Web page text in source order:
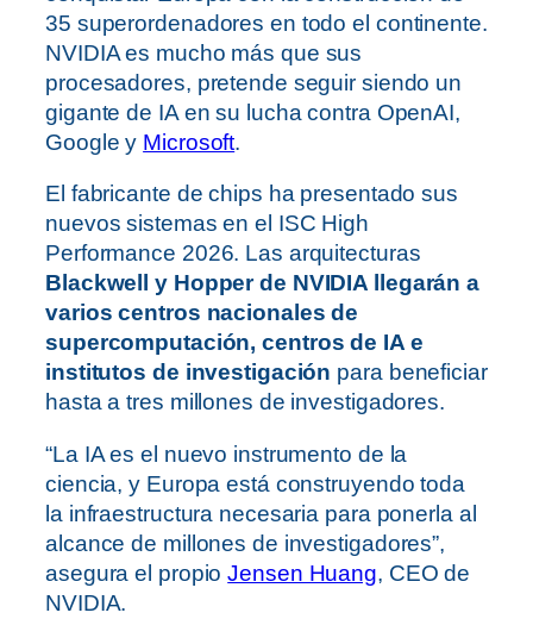
35 superordenadores en todo el continente.
NVIDIA es mucho más que sus
procesadores, pretende seguir siendo un
gigante de IA en su lucha contra OpenAI,
Google y Microsoft.
El fabricante de chips ha presentado sus
nuevos sistemas en el ISC High
Performance 2026. Las arquitecturas
Blackwell y Hopper de NVIDIA llegarán a
varios centros nacionales de
supercomputación, centros de IA e
institutos de investigación para beneficiar
hasta a tres millones de investigadores.
“La IA es el nuevo instrumento de la
ciencia, y Europa está construyendo toda
la infraestructura necesaria para ponerla al
alcance de millones de investigadores”,
asegura el propioJensen Huang, CEO de
NVIDIA.